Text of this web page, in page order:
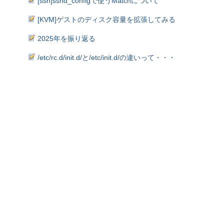
[KVM]ゲストのディスク容量を拡張してみる
2025年を振り返る
/etc/rc.d/init.d/と/etc/init.d/の違いって・・・